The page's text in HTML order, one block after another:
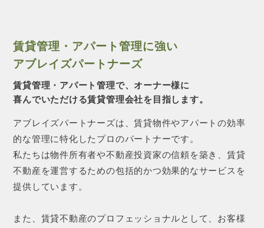
賃貸管理・アパート管理に強い
アブレイズパートナーズ
賃貸管理・アパート管理で、オーナー様に
喜んでいただける賃貸管理会社を目指します。
アブレイズパートナーズは、賃貸物件やアパートの効率
的な管理に特化したプロのパートナーです。
私たちは物件所有者や不動産投資家の信頼を築き、賃貸
不動産を運営するための包括的かつ効果的なサービスを
提供しています。
また、賃貸不動産のプロフェッショナルとして、お客様